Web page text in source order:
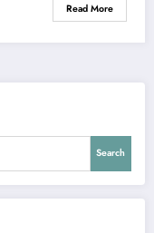
Read More
Search